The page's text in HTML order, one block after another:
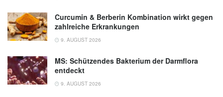
Curcumin & Berberin Kombination wirkt gegen
zahlreiche Erkrankungen
9. AUGUST 2026
MS: Schützendes Bakterium der Darmflora
entdeckt
9. AUGUST 2026